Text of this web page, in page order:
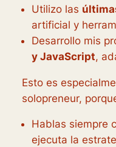
Utilizo las
artificial y
Desarrollo mis
y JavaScript,
Esto es
solopreneur,
Hablas siempre
ejecuta la